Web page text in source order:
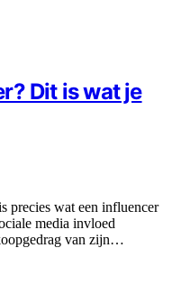
Dit is wat je
precies wat een influencer
media invloed
van zijn…